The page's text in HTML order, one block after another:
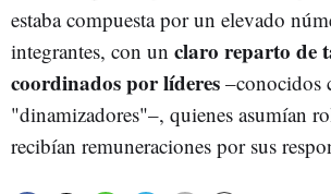
estaba compuesta por un elevado
integrantes, con un claro reparto de
coordinados por líderes –conocidos
"dinamizadores"–, quienes asumían
recibían remuneraciones por sus